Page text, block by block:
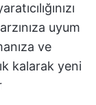
uyum
ve
kalarak yeni